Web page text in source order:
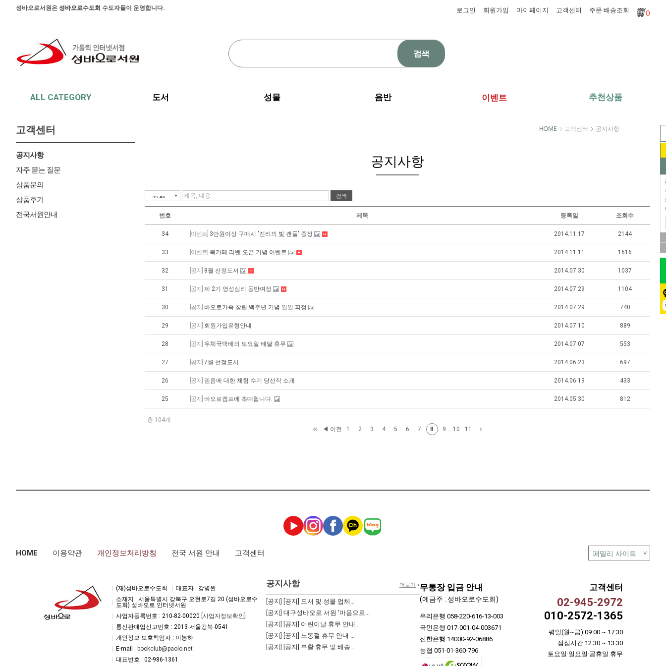
본문 바로가기
주메뉴 바로가기
사이드메뉴 바로가기
성바오로서원은 성바오로수도회 수도자들이 운영합니다. 로그인 회원가입 마이페이지 고객센터 주문·배송조회 0
ALL CATEGORY 도서 성물 음반 이벤트 추천상품
고객센터
공지사항
자주 묻는 질문
상품문의
상품후기
전국서원안내
고객센터 공지사항
공지사항
번호 제목 등록일 조회수
34 [이벤트] 3만원이상 구매시 '진리의 빛 캔들' 증정 2014.11.17 2144
33 [이벤트] 북카페 리벤 오픈 기념 이벤트 2014.11.11 1616
32 [공지] 8월 선정도서 2014.07.30 1037
31 [공지] 제 2기 영성심리 동반여정 2014.07.29 1104
30 [공지] 바오로가족 창립 백주년 기념 일일 피정 2014.07.29 740
29 [공지] 회원가입유형안내 2014.07.10 889
28 [공지] 우체국택배의 토요일 배달 휴무 2014.07.07 553
27 [공지] 7월 선정도서 2014.06.23 697
26 [공지] 믿음에 대한 체험 수기 당선작 소개 2014.06.19 433
25 [공지] 바오로캠프에 초대합니다. 2014.05.30 812
총 104개
◀ 이전
1 2 3 4 5 6 7 8 9 10 11
HOME 이용약관 개인정보처리방침 전국 서원 안내 고객센터
(재)성바오로수도회
대표자 : 강병완
소재지 : 서울특별시 강북구 오현로7길 20 (성바오로수
도회) 성바오로 인터넷서원
사업자등록번호 : 210-82-00020 [사업자정보확인]
통신판매업신고번호 : 2013-서울강북-0541
개인정보 보호책임자 : 이봉하
E-mail : bookclub@paolo.net
대표번호 : 02-986-1361
공지사항
[공지]
[공지] 도서 및 성물 업체...
[공지] 대구성바오로 서원 '마음으로...
[공지]
[공지] 어린이날 휴무 안내...
[공지]
[공지] 노동절 휴무 안내 ...
[공지]
[공지] 부활 휴무 및 배송...
더보기 무통장 입금 안내
(예금주 : 성바오로수도회)
우리은행 058-220-616-13-003
국민은행 017-001-04-003671
신한은행 14000-92-06886
농협 051-01-360-796
고객센터
02-945-2972
010-2572-1365
평일(월~금) 09:00 ~ 17:30
점심시간 12:30 ~ 13:30
토요일·일요일·공휴일 휴무